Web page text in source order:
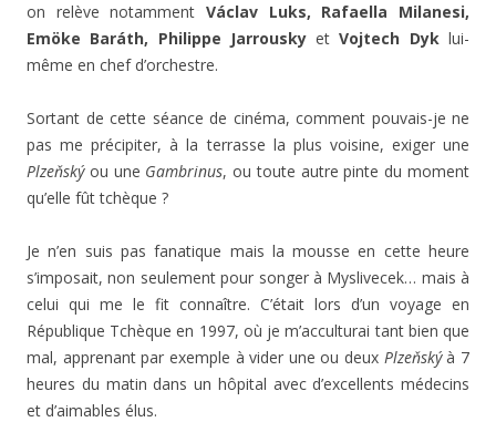
on relève notamment Václav Luks, Rafaella Milanesi,
Emöke Baráth, Philippe JarrouskyetVojtech Dyklui-
même en chef d’orchestre.
Sortant de cette séance de cinéma, comment pouvais-je ne
pas me précipiter, à la terrasse la plus voisine, exiger une
Plzeňskýou une Gambrinus, ou toute autre pinte du moment
qu’elle fût tchèque ?
Je n’en suis pas fanatique mais la mousse en cette heure
s’imposait, non seulement pour songer à Myslivecek… mais à
celui qui me le fit connaître. C’était lors d’un voyage en
République Tchèque en 1997, où je m’acculturai tant bien que
mal, apprenant par exemple à vider une ou deux Plzeňskýà 7
heures du matin dans un hôpital avec d’excellents médecins
et d’aimables élus.